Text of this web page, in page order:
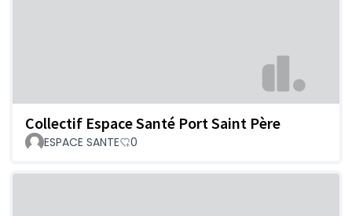
Collectif Espace Santé Port Saint Père
ESPACE SANTE 0